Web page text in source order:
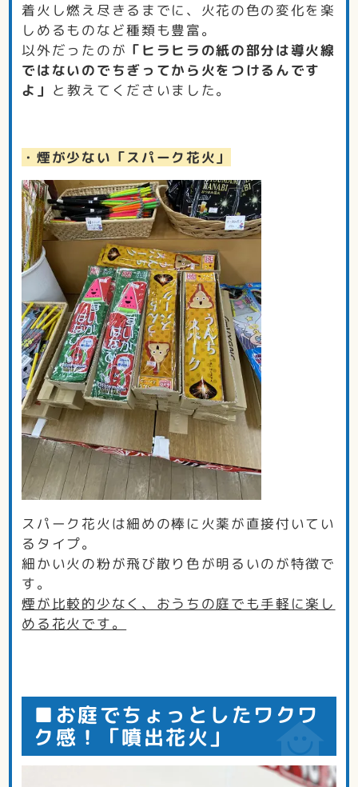
着火し燃え尽きるまでに、火花の色の変化を楽
しめるものなど種類も豊富。
以外だったのが 「ヒラヒラの紙の部分は導火線
ではないのでちぎってから火をつけるんです
よ」 と教えてくださいました。
・煙が少ない「スパーク花火」
スパーク花火は細めの棒に火薬が直接付いてい
るタイプ。
細かい火の粉が飛び散り色が明るいのが特徴で
す。
煙が比較的少なく、おうちの庭でも手軽に楽し
める花火です。
■お庭でちょっとしたワクワ
ク感！「噴出花火」